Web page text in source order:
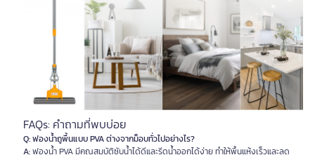
FAQs: คำถามที่พบบ่อย
Q: ฟองน้ำถูพื้นแบบ PVA ต่างจากม็อบทั่วไปอย่างไร?
A:ฟองน้ำ PVA มีคุณสมบัติซับน้ำได้ดีและรีดน้ำออกได้ง่าย ทำให้พื้นแห้งเร็วและลด